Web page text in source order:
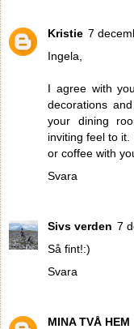
Kristie 7
Ingela,
I agree with
decorations
your dining
inviting feel to
or coffee with
Svara
Sivs verden 7
Så fint!:)
Svara
MINA TVÅ HEM